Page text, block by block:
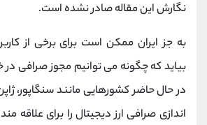
نگارش این مقاله صادر نشده است.
به جز ایران ممکن است برای برخی از
بیاید که چگونه می توانیم مجوز صرافی در
در حال حاضر کشورهایی مانند سنگاپور،
اندازی صرافی ارز دیجیتال را برای علاقه